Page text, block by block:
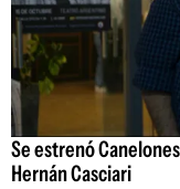
Se estrenó
Hernán Casciari